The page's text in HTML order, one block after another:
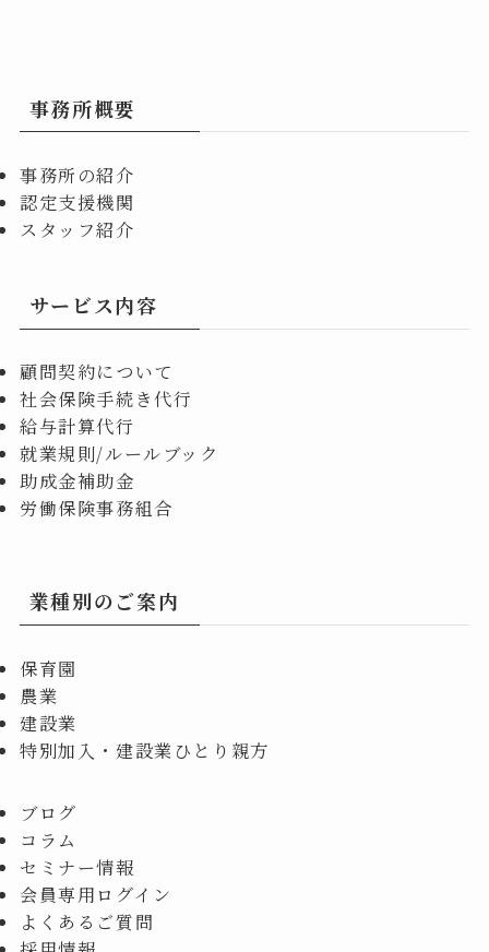
事務所概要
事務所の紹介
認定支援機関
スタッフ紹介
サービス内容
顧問契約について
社会保険手続き代行
給与計算代行
就業規則/ルールブック
助成金補助金
労働保険事務組合
業種別のご案内
保育園
農業
建設業
特別加入・建設業ひとり親方
ブログ
コラム
セミナー情報
会員専用ログイン
よくあるご質問